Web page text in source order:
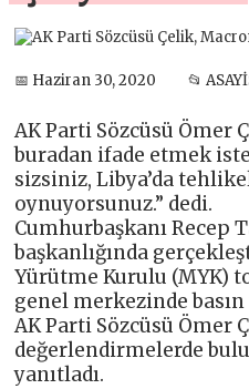
📅 Haziran 30, 2020 📂
AK Parti Sözcüsü Ömer
buradan ifade etmek
sizsiniz, Libya’da
oynuyorsunuz.” dedi.
Cumhurbaşkanı Recep
başkanlığında
Yürütme Kurulu (MYK)
genel merkezinde
AK Parti Sözcüsü Ömer
değerlendirmelerde
yanıtladı.